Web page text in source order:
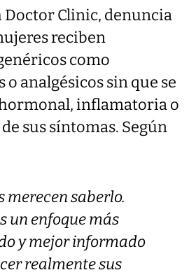
Doctor Clinic, denuncia
reciben
como
analgésicos sin que se
inflamatoria o
sus síntomas. Según
merecen saberlo.
un enfoque más
y mejor informado
realmente sus